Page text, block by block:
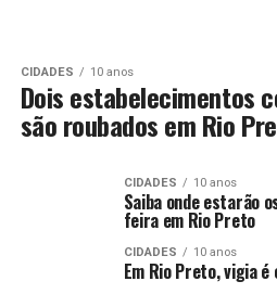
CIDADES 10 anos
Dois estabelecimentos
são roubados em Rio
CIDADES 10 anos
Saiba onde estarão
feira em Rio Preto
CIDADES 10 anos
Em Rio Preto, vigia